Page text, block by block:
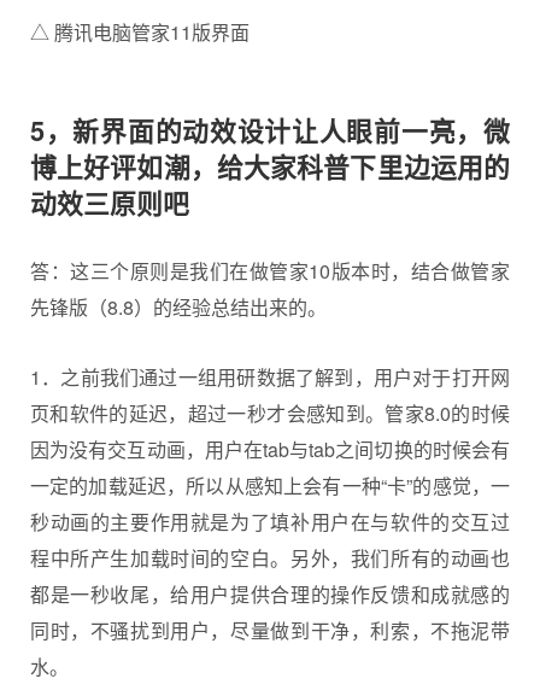
△ 腾讯电脑管家11版界面
5，新界面的动效设计让人眼前一亮，微
博上好评如潮，给大家科普下里边运用的
动效三原则吧
答：这三个原则是我们在做管家10版本时，结合做管家
先锋版（8.8）的经验总结出来的。
1．之前我们通过一组用研数据了解到，用户对于打开网
页和软件的延迟，超过一秒才会感知到。管家8.0的时候
因为没有交互动画，用户在tab与tab之间切换的时候会有
一定的加载延迟，所以从感知上会有一种“卡”的感觉，一
秒动画的主要作用就是为了填补用户在与软件的交互过
程中所产生加载时间的空白。另外，我们所有的动画也
都是一秒收尾，给用户提供合理的操作反馈和成就感的
同时，不骚扰到用户，尽量做到干净，利索，不拖泥带
水。